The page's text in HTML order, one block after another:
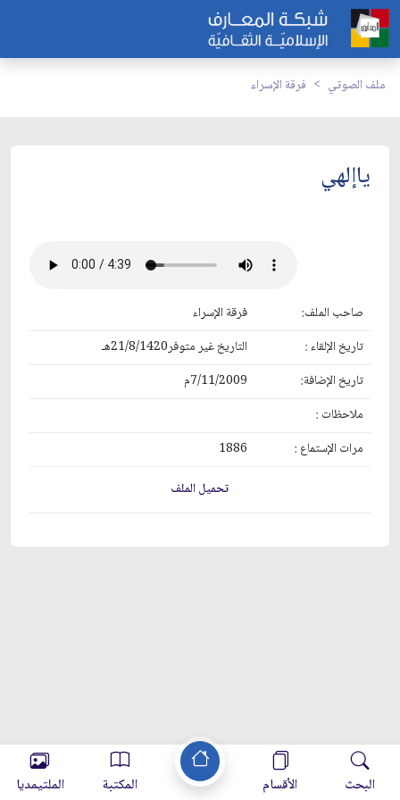
ملف الصوتي فرقة الإسراء
ياإلهي
صاحب الملف:
فرقة الإسراء
تاريخ الإلقاء :
التاريخ غير متوفر21/8/1420هـ
تاريخ الإضافة:
7/11/2009م
ملاحظات :
مرات الإستماع :
1886
تحميل الملف
البحث الأقسام المكتبة الملتيمديا